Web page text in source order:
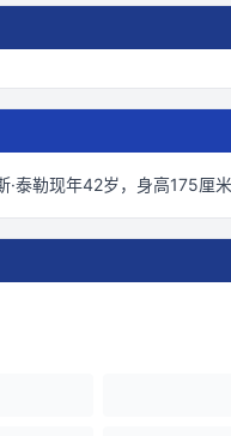
·泰勒现年42岁，身高175厘米